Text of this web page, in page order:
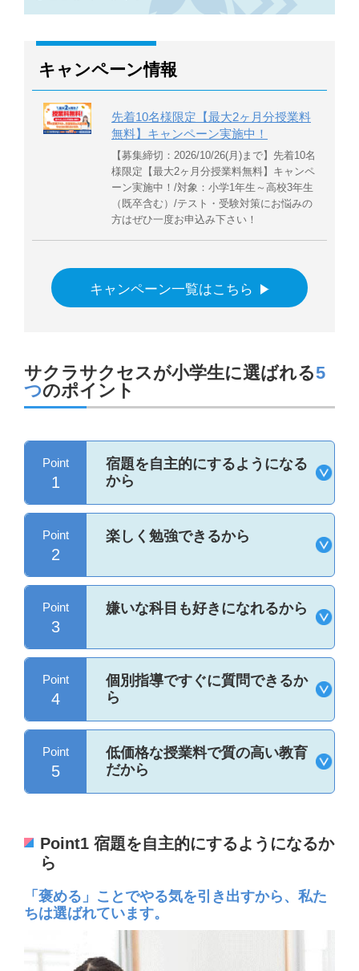
キャンペーン情報
先着10名様限定【最大2ヶ月分授業料
無料】キャンペーン実施中！
【募集締切：2026/10/26(月)まで】先着10名
様限定【最大2ヶ月分授業料無料】キャンペ
ーン実施中！/対象：小学1年生～高校3年生
（既卒含む）/テスト・受験対策にお悩みの
方はぜひ一度お申込み下さい！
キャンペーン一覧はこちら
サクラサクセスが小学生に選ばれる5
つのポイント
Point
1
宿題を自主的にするようになる
から
Point
2
楽しく勉強できるから
Point
3
嫌いな科目も好きになれるから
Point
4
個別指導ですぐに質問できるか
ら
Point
5
低価格な授業料で質の高い教育
だから
Point1 宿題を自主的にするようになるか
ら
「褒める」ことでやる気を引き出すから、私た
ちは選ばれています。